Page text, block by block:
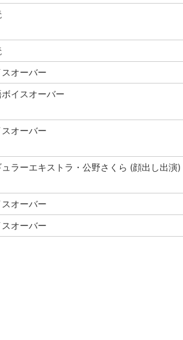
オーバー
イスオーバー
オーバー
ュラーエキストラ・公野さくら (顔出し出演)
オーバー
オーバー